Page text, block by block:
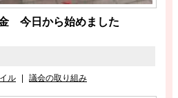
今日から始めました
ル | 議会の取り組み